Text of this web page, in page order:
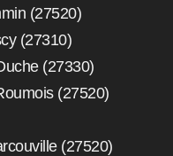
(27520)
(27310)
(27330)
(27520)
(27520)